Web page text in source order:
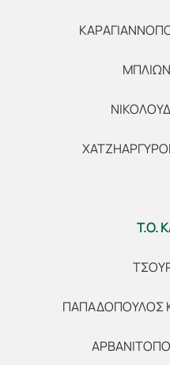
Τ.Ο.
ΠΑΠΑΔΟΠΟΥΛΟΣ